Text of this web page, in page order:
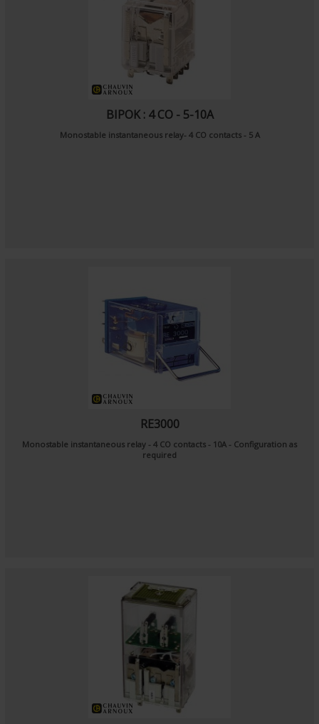
BIPOK : 4 CO - 5-10A
Monostable instantaneous relay- 4 CO contacts - 5 A
RE3000
Monostable instantaneous relay - 4 CO contacts - 10A - Configuration as
required